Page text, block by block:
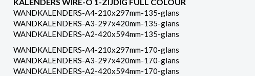
WANDKALENDERS-A4-210x297mm-135-glans
WANDKALENDERS-A3-297x420mm-135-glans
WANDKALENDERS-A2-420x594mm-135-glans
WANDKALENDERS-A4-210x297mm-170-glans
WANDKALENDERS-A3-297x420mm-170-glans
WANDKALENDERS-A2-420x594mm-170-glans